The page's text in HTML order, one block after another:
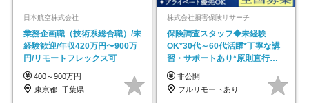
日本航空株式会社
業務企画職（技術系総合職）/未
経験歓迎/年収420万円〜900万
円/リモートフレックス可
400～900万円
東京都_千葉県
株式会社損害保険リサーチ
保険調査スタッフ◆未経験
OK*30代～60代活躍*丁寧な講
習・サポートあり*原則直行直
帰／全国募集・業務委託
非公開
フルリモートあり